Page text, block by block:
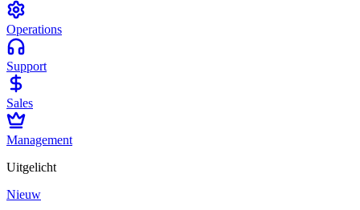
Operations
Support
Sales
Management
Uitgelicht
Nieuw